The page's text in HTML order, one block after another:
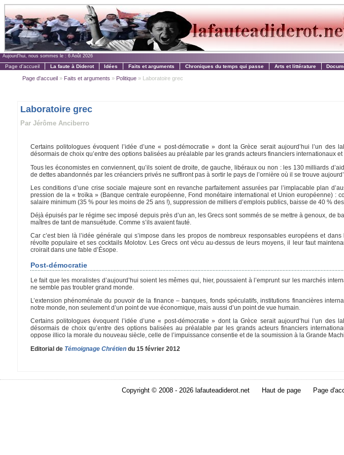
Aujourd'hui, nous sommes le : 6 Août 2026
Page d'accueil La faute à Diderot Idées Faits et arguments Chroniques du temps qui passe Arts et littérature
Page d'accueil» Faits et arguments » Politique» Laboratoire grec
Laboratoire grec
Par Jérôme Anciberro
Certains politologues évoquent l’idée d’une « post-démocratie » dont la Grèce serait aujourd’hui l’un des
désormais de choix qu’entre des options balisées au préalable par les grands acteurs financiers internationaux
Tous les économistes en conviennent, qu’ils soient de droite, de gauche, libéraux ou non : les 130 milliards
de dettes abandonnés par les créanciers privés ne suffiront pas à sortir le pays de l’ornière où il se trouve
Les conditions d’une crise sociale majeure sont en revanche parfaitement assurées par l’implacable plan
pression de la « troïka » (Banque centrale européenne, Fond monétaire international et Union européenne) :
salaire minimum (35 % pour les moins de 25 ans !), suppression de milliers d’emplois publics, baisse de 40 %
Déjà épuisés par le régime sec imposé depuis près d’un an, les Grecs sont sommés de se mettre à genoux, de
maîtres de tant de mansuétude. Com­me s’ils avaient fauté.
Car c’est bien là l’idée générale qui s’impose dans les propos de nombreux responsables européens et
révolte populaire et ses cocktails Molotov. Les Grecs ont vécu au-dessus de leurs moyens, il leur faut
croirait dans une fable d’Ésope.
Post-démocratie
Le fait que les moralistes d’aujourd’hui soient les mêmes qui, hier, poussaient à l’emprunt sur les marchés
ne semble pas troubler grand monde.
L’extension phénoménale du pouvoir de la finance – banques, fonds spéculatifs, institutions financières
notre monde, non seulement d’un point de vue économique, mais aussi d’un point de vue humain.
Certains politologues évoquent l’idée d’une « post-démocratie » dont la Grèce serait aujourd’hui l’un des
désormais de choix qu’entre des options balisées au préalable par les grands acteurs financiers
oppose illico la morale du nouveau siècle, celle de l’impuissance consentie et de la soumission à la Grande
Editorial de Témoignage Chrétiendu 15 février 2012
Copyright © 2008 - 2026 lafauteadiderot.net Haut de page Page